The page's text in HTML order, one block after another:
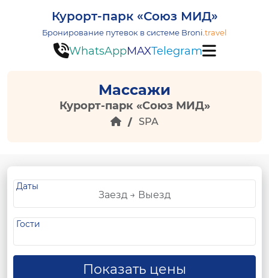
Курорт-парк «Союз МИД»
Бронирование путевок в системе Broni. travel
WhatsAppMAXTelegram
Массажи
Курорт-парк «Союз МИД»
SPA
Даты
Гости
Показать цены